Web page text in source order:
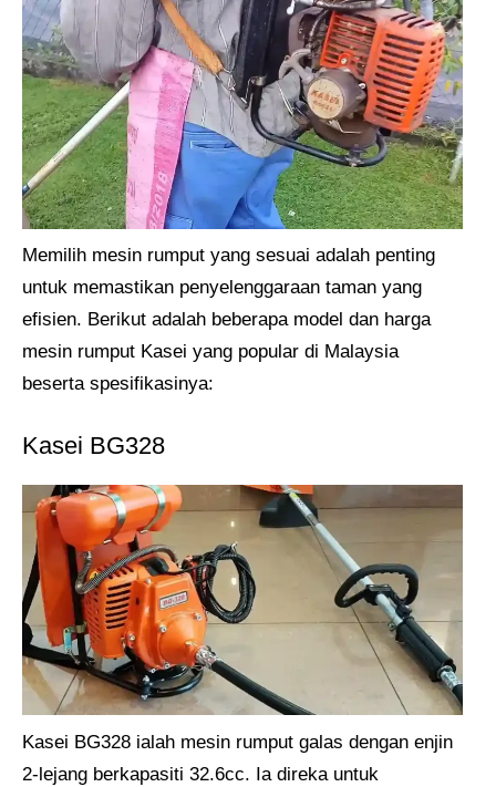
Memilih mesin rumput yang sesuai adalah penting
untuk memastikan penyelenggaraan taman yang
efisien. Berikut adalah beberapa model dan harga
mesin rumput Kasei yang popular di Malaysia
beserta spesifikasinya:
Kasei BG328
Kasei BG328 ialah mesin rumput galas dengan enjin
2-lejang berkapasiti 32.6cc. Ia direka untuk